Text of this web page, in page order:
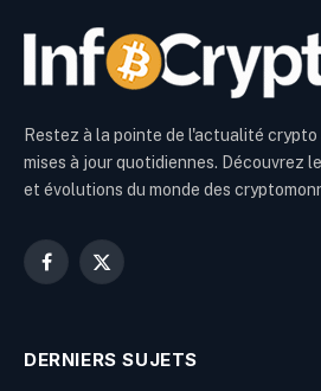
Restez à la pointe de l'actualité
mises à jour quotidiennes. Découvrez
et évolutions du monde des
Facebook
X
DERNIERS SUJETS